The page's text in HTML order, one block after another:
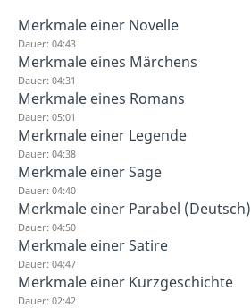
Merkmale einer Novelle
Dauer: 04:43
Merkmale eines Märchens
Dauer: 04:31
Merkmale eines Romans
Dauer: 05:01
Merkmale einer Legende
Dauer: 04:38
Merkmale einer Sage
Dauer: 04:40
Merkmale einer Parabel (Deutsch)
Dauer: 04:50
Merkmale einer Satire
Dauer: 04:47
Merkmale einer Kurzgeschichte
Dauer: 02:42